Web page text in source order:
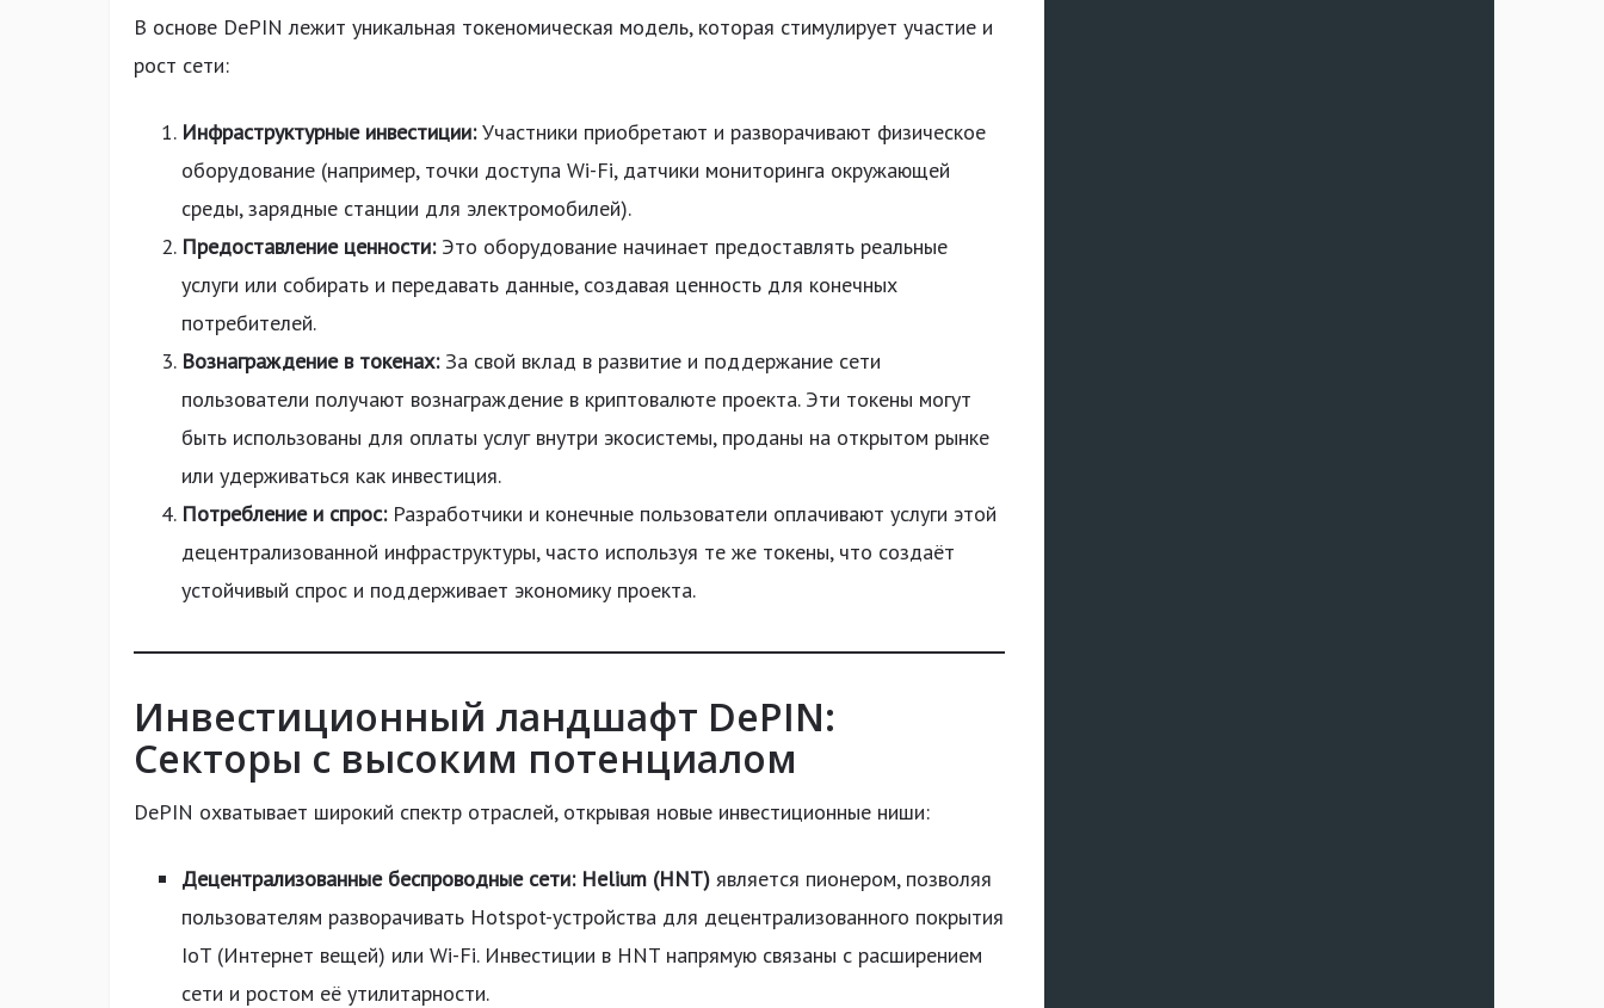
В основе DePIN лежит уникальная токеномическая модель, которая стимулирует участие и
рост сети:
Инфраструктурные инвестиции:Участники приобретают и разворачивают физическое
оборудование (например, точки доступа Wi-Fi, датчики мониторинга окружающей
среды, зарядные станции для электромобилей).
Предоставление ценности:Это оборудование начинает предоставлять реальные
услуги или собирать и передавать данные, создавая ценность для конечных
потребителей.
Вознаграждение в токенах:За свой вклад в развитие и поддержание сети
пользователи получают вознаграждение в криптовалюте проекта. Эти токены могут
быть использованы для оплаты услуг внутри экосистемы, проданы на открытом рынке
или удерживаться как инвестиция.
Потребление и спрос:Разработчики и конечные пользователи оплачивают услуги этой
децентрализованной инфраструктуры, часто используя те же токены, что создаёт
устойчивый спрос и поддерживает экономику проекта.
Инвестиционный ландшафт DePIN:
Секторы с высоким потенциалом
DePIN охватывает широкий спектр отраслей, открывая новые инвестиционные ниши:
Децентрализованные беспроводные сети: Helium (HNT) является пионером, позволяя
пользователям разворачивать Hotspot-устройства для децентрализованного покрытия
IoT (Интернет вещей) или Wi-Fi. Инвестиции в HNT напрямую связаны с расширением
сети и ростом её утилитарности.